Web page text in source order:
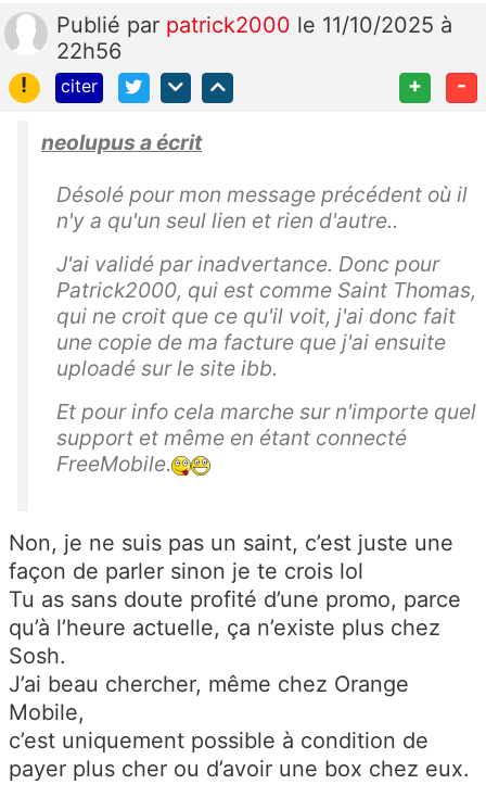
Publié par patrick2000 le 11/10/2025 à
22h56
!
citer + -
neolupus a écrit
Désolé pour mon message précédent où il
n'y a qu'un seul lien et rien d'autre..
J'ai validé par inadvertance. Donc pour
Patrick2000, qui est comme Saint Thomas,
qui ne croit que ce qu'il voit, j'ai donc fait
une copie de ma facture que j'ai ensuite
uploadé sur le site ibb.
Et pour info cela marche sur n'importe quel
support et même en étant connecté
FreeMobile.
Non, je ne suis pas un saint, c’est juste une
façon de parler sinon je te crois lol
Tu as sans doute profité d’une promo, parce
qu’à l’heure actuelle, ça n’existe plus chez
Sosh.
J’ai beau chercher, même chez Orange
Mobile,
c’est uniquement possible à condition de
payer plus cher ou d’avoir une box chez eux.